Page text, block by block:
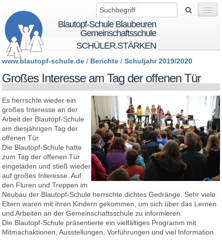
Blautopf-Schule Blaubeuren
Gemeinschaftsschule
SCHÜLER.STÄRKEN
Startseite
BTS - BeTheSolution
Schule
Schüler
Eltern
www.blautopf-schule.de / Berichte /Schuljahr 2019/2020
Großes Interesse am Tag der offenen Tür
Es herrschte wieder ein
großes Interesse an der
Arbeit der Blautopf-Schule
am diesjährigen Tag der
offenen Tür.
Die Blautopf-Schule hatte
zum Tag der offenen Tür
eingeladen und stieß wieder
auf großes Interesse. Auf
den Fluren und Treppen im
Neubau der Blautopf-Schule herrschte dichtes Gedränge. Sehr viele
Eltern waren mit ihren Kindern gekommen, um sich über das Lernen
und Arbeiten an der Gemeinschaftsschule zu informieren.
Die Blautopf-Schule präsentierte ein vielfältiges Programm mit
Mitmachaktionen, Ausstellungen, Vorführungen und viel Information.